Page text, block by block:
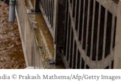
© Prakash Mathema/Afp/Getty Images